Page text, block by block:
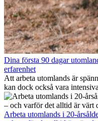
Dina första 90 dagar
erfarenhet
Att arbeta utomlands är
kan dock också vara
jobb, bygga ett socialt
hemlängtan. Denna expat-
månader utomlands på bästa
Arbeta utomlands i 20-